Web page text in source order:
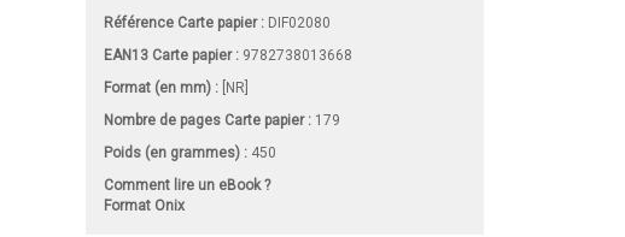
Référence Carte papier : DIF02080
EAN13 Carte papier : 9782738013668
Format (en mm) : [NR]
Nombre de pages Carte papier: 179
Poids (en grammes) : 450
Comment lire un eBook ?
Format Onix